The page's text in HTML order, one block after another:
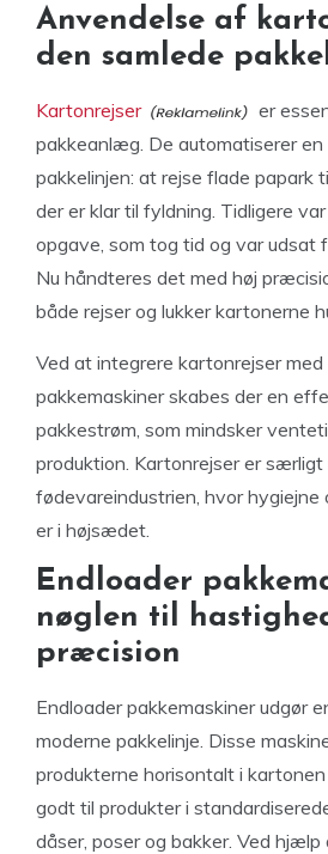
Anvendelse af
den samlede
Kartonrejser
er
pakkeanlæg. De automatiserer
pakkelinjen: at rejse flade papark
der er klar til fyldning. Tidligere
opgave, som tog tid og var udsat
Nu håndteres det med høj
både rejser og lukker kartonerne
Ved at integrere kartonrejser
pakkemaskiner skabes der en
pakkestrøm, som mindsker
produktion. Kartonrejser er
fødevareindustrien, hvor hygiejne
er i højsædet.
Endloader
nøglen til
præcision
Endloader pakkemaskiner udgør
moderne pakkelinje. Disse
produkterne horisontalt i
godt til produkter i
dåser, poser og bakker. Ved hjælp